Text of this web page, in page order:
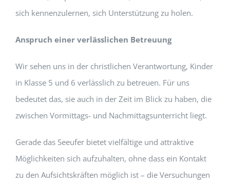
sich kennenzulernen, sich Unterstützung zu holen.
Anspruch einer verlässlichen Betreuung
Wir sehen uns in der christlichen Verantwortung, Kinder
in Klasse 5 und 6 verlässlich zu betreuen. Für uns
bedeutet das, sie auch in der Zeit im Blick zu haben, die
zwischen Vormittags- und Nachmittagsunterricht liegt.
Gerade das Seeufer bietet vielfältige und attraktive
Möglichkeiten sich aufzuhalten, ohne dass ein Kontakt
zu den Aufsichtskräften möglich ist – die Versuchungen